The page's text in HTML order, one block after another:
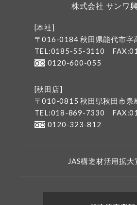
株式会社 サンワ
[本社]
〒016-0184 秋田県能代市字
TEL:0185-55-3110
0120-600-055
[秋田店]
〒010-0815 秋田県秋田市泉
TEL:018-869-7330
0120-323-812
JAS構造材活用拡大